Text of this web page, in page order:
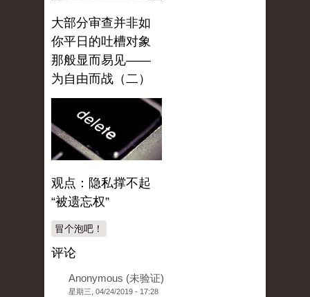
大部分审查并非如
你平日的吐槽对象
那般显而易见——
为自由而战（二）
观点：隐私撑不起
“被遗忘权”
冒个泡吧！
评论
Anonymous (未验证)
星期三, 04/24/2019 - 17:28